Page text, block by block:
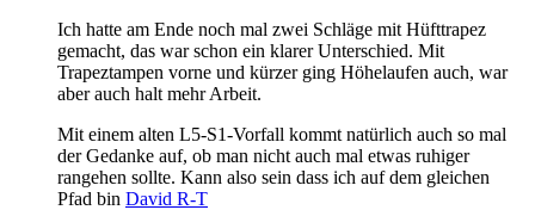
Ich hatte am Ende noch mal zwei Schläge mit Hüfttrapez
gemacht, das war schon ein klarer Unterschied. Mit
Trapeztampen vorne und kürzer ging Höhelaufen auch, war
aber auch halt mehr Arbeit.
Mit einem alten L5-S1-Vorfall kommt natürlich auch so mal
der Gedanke auf, ob man nicht auch mal etwas ruhiger
rangehen sollte. Kann also sein dass ich auf dem gleichen
Pfad bin David R-T